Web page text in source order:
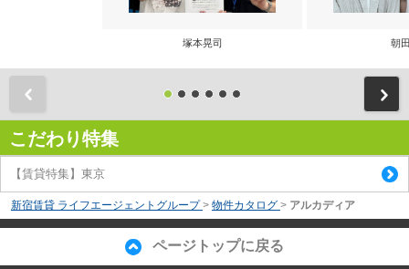
塚本晃司 朝
こだわり特集
【賃貸特集】東京
新宿賃貸 ライフエージェントグループ > 物件カタログ > アルカディア
ページトップに戻る